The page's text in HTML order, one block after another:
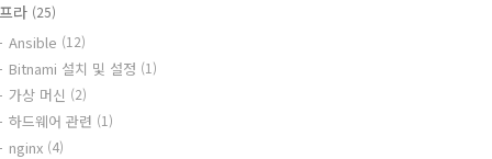
라 (25)
Ansible (12)
Bitnami 설치 및 설정 (1)
가상 머신 (2)
하드웨어 관련 (1)
nginx (4)